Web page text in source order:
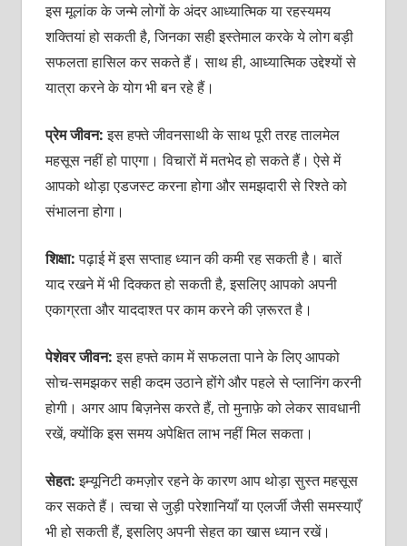
इस मूलांक के जन्मे लोगों के अंदर आध्यात्मिक या रहस्यमय
शक्तियां हो सकती है, जिनका सही इस्तेमाल करके ये लोग बड़ी
सफलता हासिल कर सकते हैं। साथ ही, आध्यात्मिक उद्देश्यों से
यात्रा करने के योग भी बन रहे हैं।
प्रेम जीवन:इस हफ्ते जीवनसाथी के साथ पूरी तरह तालमेल
महसूस नहीं हो पाएगा। विचारों में मतभेद हो सकते हैं। ऐसे में
आपको थोड़ा एडजस्ट करना होगा और समझदारी से रिश्ते को
संभालना होगा।
शिक्षा:पढ़ाई में इस सप्ताह ध्यान की कमी रह सकती है। बातें
याद रखने में भी दिक्कत हो सकती है, इसलिए आपको अपनी
एकाग्रता और याददाश्त पर काम करने की ज़रूरत है।
पेशेवर जीवन:इस हफ्ते काम में सफलता पाने के लिए आपको
सोच-समझकर सही कदम उठाने होंगे और पहले से प्लानिंग करनी
होगी। अगर आप बिज़नेस करते हैं, तो मुनाफ़े को लेकर सावधानी
रखें, क्योंकि इस समय अपेक्षित लाभ नहीं मिल सकता।
सेहत:इम्यूनिटी कमज़ोर रहने के कारण आप थोड़ा सुस्त महसूस
कर सकते हैं। त्वचा से जुड़ी परेशानियाँ या एलर्जी जैसी समस्याएँ
भी हो सकती हैं, इसलिए अपनी सेहत का खास ध्यान रखें।